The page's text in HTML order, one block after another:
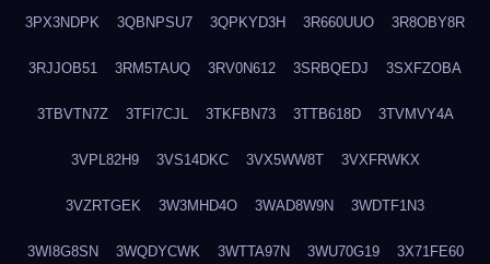
3PX3NDPK 3QBNPSU7 3QPKYD3H 3R660UUO 3R8OBY8R
3RJJOB51 3RM5TAUQ 3RV0N612 3SRBQEDJ 3SXFZOBA
3TBVTN7Z 3TFI7CJL 3TKFBN73 3TTB618D 3TVMVY4A
3VPL82H9 3VS14DKC 3VX5WW8T 3VXFRWKX
3VZRTGEK 3W3MHD4O 3WAD8W9N 3WDTF1N3
3WI8G8SN 3WQDYCWK 3WTTA97N 3WU70G19 3X71FE60